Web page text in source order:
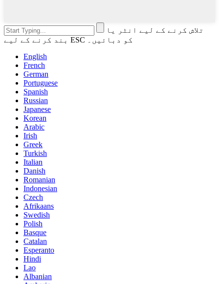
تلاش کرنے کے لیے انٹر یا
بند کرنے کے لیے ESC کو دبائیں۔
English
French
German
Portuguese
Spanish
Russian
Japanese
Korean
Arabic
Irish
Greek
Turkish
Italian
Danish
Romanian
Indonesian
Czech
Afrikaans
Swedish
Polish
Basque
Catalan
Esperanto
Hindi
Lao
Albanian